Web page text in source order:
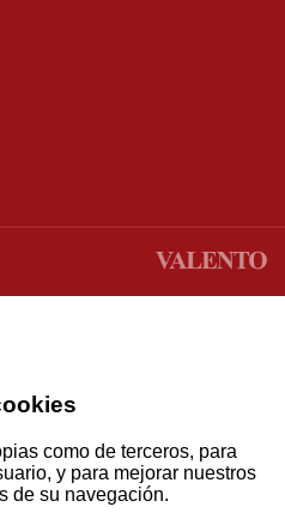
como de terceros, para
y para mejorar nuestros
de su navegación.